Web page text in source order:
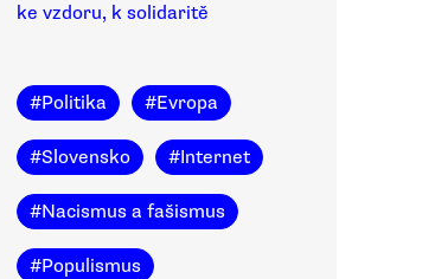
ke vzdoru, k solidaritě
#Politika #Evropa
#Slovensko #Internet
#Nacismus a fašismus
#Populismus